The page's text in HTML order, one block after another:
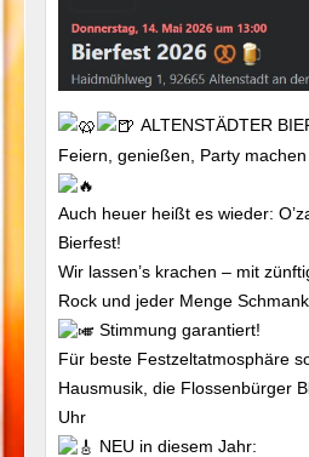
ALTENSTÄDTER
Feiern, genießen, Party
Auch heuer heißt es wieder:
Bierfest!
Wir lassen’s krachen – mit
Rock und jeder Menge
Stimmung garantiert!
Für beste Festzeltatmosphäre
Hausmusik, die Flossenbürger
Uhr
NEU in diesem Jahr: